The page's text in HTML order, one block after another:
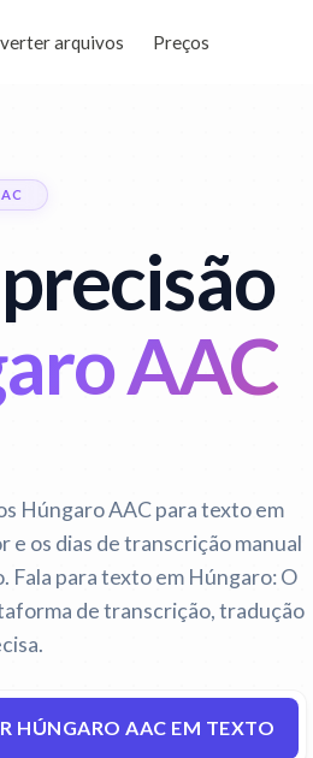
arquivos Preços
AAC
Húngaro AAC para texto em
os dias de transcrição manual
Fala para texto em Húngaro:O
de transcrição, tradução
HÚNGARO AAC EM TEXTO